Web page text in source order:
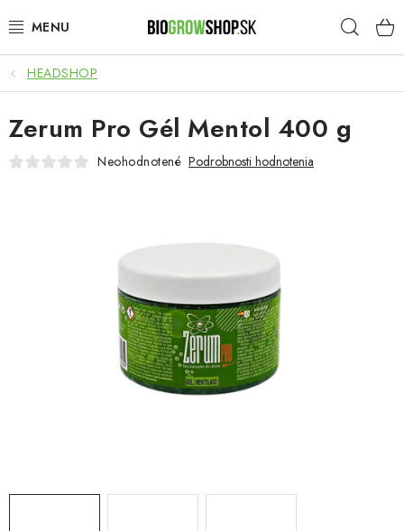
na
PESTOVANIE
HEADSHOP
SEMENÁ
TOTÁLNY VÝPREDAJ
50% ZĽAVA NA SEMENÁ
Platba a dodanie
Podmienky ochrany osobných údajov
Obchodné podmienky
HEADSHOP
Zerum Pro Gél Mentol 400 g
Neohodnotené Podrobnosti hodnotenia